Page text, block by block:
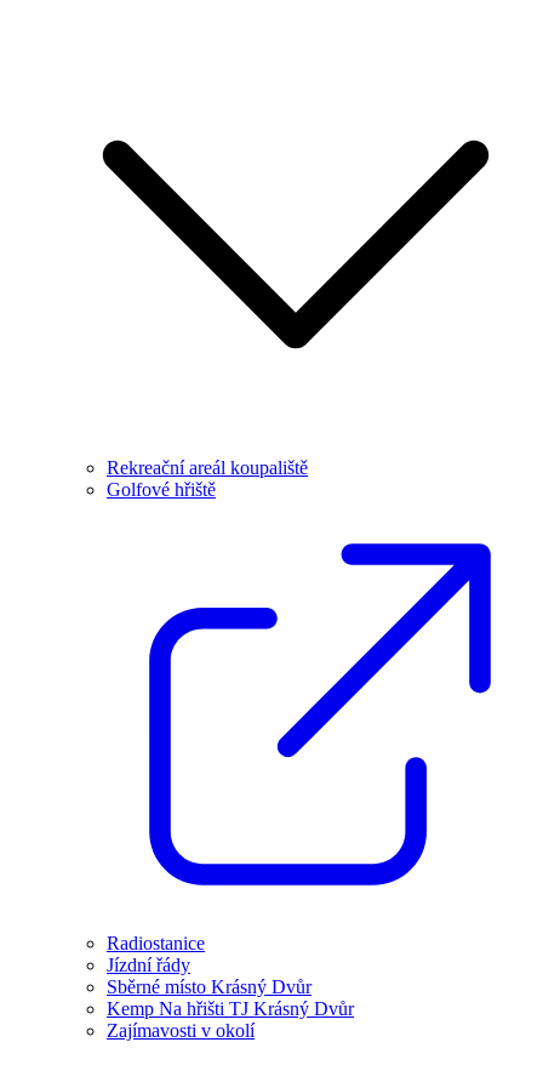
Rekreační areál koupaliště
Golfové hřiště
Radiostanice
Jízdní řády
Sběrné místo Krásný Dvůr
Kemp Na hřišti TJ Krásný Dvůr
Zajímavosti v okolí